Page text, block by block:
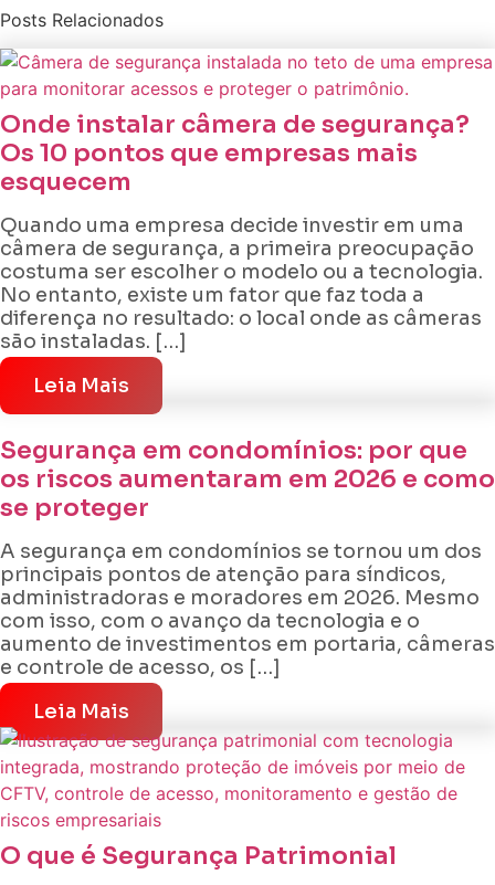
Posts Relacionados
Onde instalar câmera de segurança?
Os 10 pontos que empresas mais
esquecem
Quando uma empresa decide investir em uma
câmera de segurança, a primeira preocupação
costuma ser escolher o modelo ou a tecnologia.
No entanto, existe um fator que faz toda a
diferença no resultado: o local onde as câmeras
são instaladas. […]
Leia Mais
Segurança em condomínios: por que
os riscos aumentaram em 2026 e como
se proteger
A segurança em condomínios se tornou um dos
principais pontos de atenção para síndicos,
administradoras e moradores em 2026. Mesmo
com isso, com o avanço da tecnologia e o
aumento de investimentos em portaria, câmeras
e controle de acesso, os […]
Leia Mais
O que é Segurança Patrimonial